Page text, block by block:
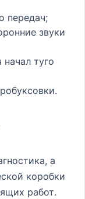
передач;
звуки
туго
а
коробки
работ.